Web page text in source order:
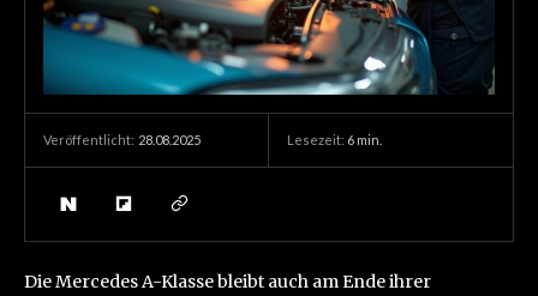
Veröffentlicht: 28.08.2025 Lesezeit: 6 min.
Die Mercedes A-Klasse bleibt auch am Ende ihrer